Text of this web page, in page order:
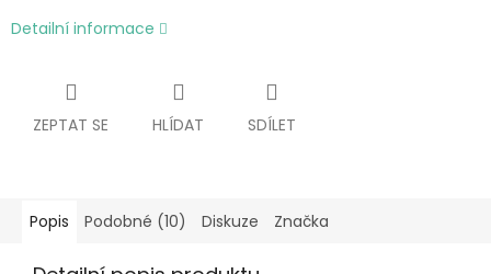
Detailní informace
ZEPTAT SE HLÍDAT SDÍLET
Popis Podobné (10) Diskuze Značka